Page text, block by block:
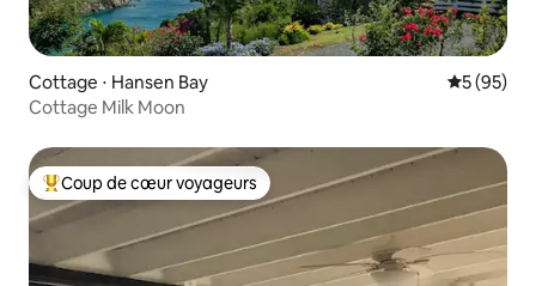
Cottage ⋅ Hansen Bay
5 (95)
Cottage Milk Moon
Coups de cœur voyageurs les plus appréciés
Coup de cœur voyageurs